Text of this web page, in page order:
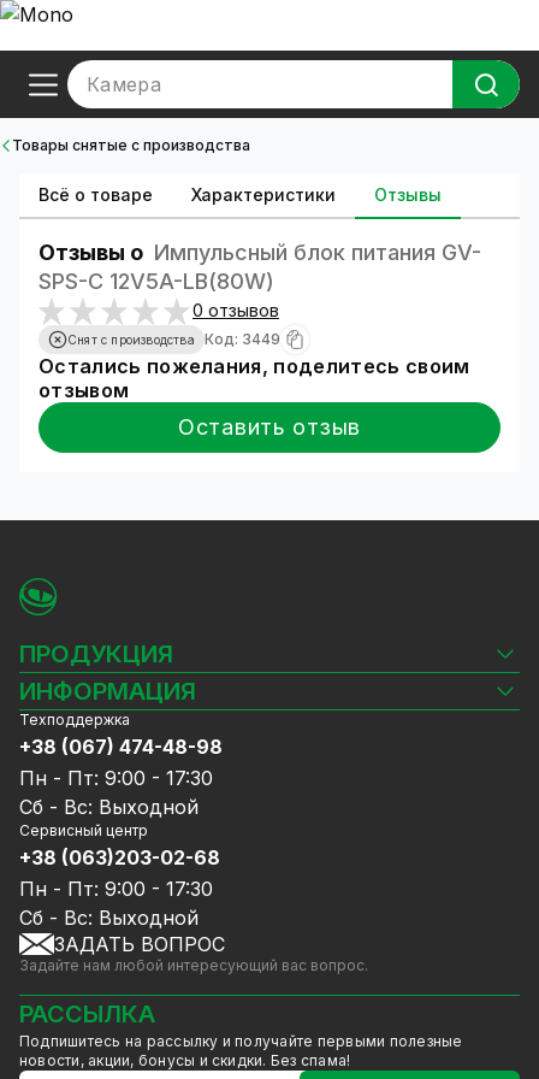
Камера
Товары снятые с производства
Всё о товаре Характеристики Отзывы
Отзывы о Импульсный блок питания GV-
SPS-C 12V5A-LB(80W)
0 отзывов
Снят с производства Код: 3449
Остались пожелания, поделитесь своим
отзывом
Оставить отзыв
ПРОДУКЦИЯ
Камеры видеонаблюдения
Видеорегистраторы
Комплекты видеонаблюдения
СКУД
Источники питания
Сетевое оборудование
Ноутбуки и компьютеры
Аксессуары
Акции
Уцененный товар
GreenVision скидки
Мерч от GreenVision
Товары для дома
Товары снятые с производства
ИНФОРМАЦИЯ
Блог
Доставка и оплата
Гарантия и Сервисное обслуживание
Политика конфиденциальности
Договор публичной оферты
Сотрудничество
Услуги
Калькулятор расчёта объёма HDD
Техподдержка
+38 (067) 474-48-98
Пн - Пт: 9:00 - 17:30
Сб - Вс: Выходной
Сервисный центр
+38 (063)203-02-68
Пн - Пт: 9:00 - 17:30
Сб - Вс: Выходной
ЗАДАТЬ ВОПРОС
Задайте нам любой интересующий вас вопрос.
РАССЫЛКА
Подпишитесь на рассылку и получайте первыми полезные
новости, акции, бонусы и скидки. Без спама!